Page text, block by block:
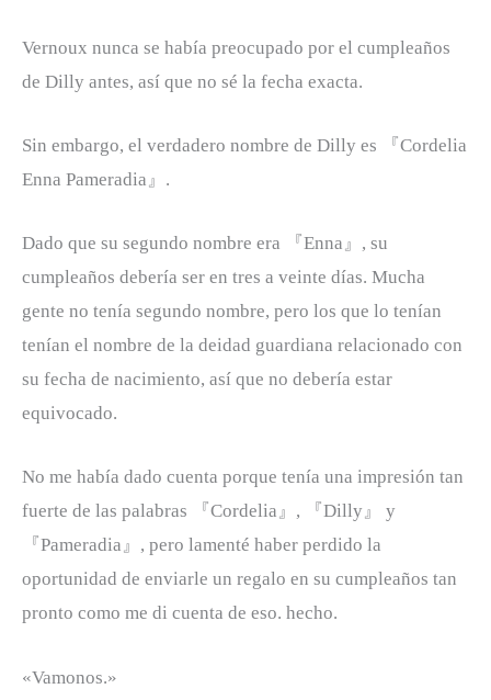
Vernoux nunca se había preocupado por el cumpleaños
de Dilly antes, así que no sé la fecha exacta.
Sin embargo, el verdadero nombre de Dilly es 『Cordelia
Enna Pameradia』.
Dado que su segundo nombre era 『Enna』, su
cumpleaños debería ser en tres a veinte días. Mucha
gente no tenía segundo nombre, pero los que lo tenían
tenían el nombre de la deidad guardiana relacionado con
su fecha de nacimiento, así que no debería estar
equivocado.
No me había dado cuenta porque tenía una impresión tan
fuerte de las palabras 『Cordelia』, 『Dilly』 y
『Pameradia』, pero lamenté haber perdido la
oportunidad de enviarle un regalo en su cumpleaños tan
pronto como me di cuenta de eso. hecho.
«Vamonos.»